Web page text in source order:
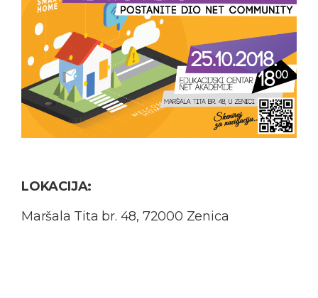
LOKACIJA:
Maršala Tita br. 48, 72000 Zenica